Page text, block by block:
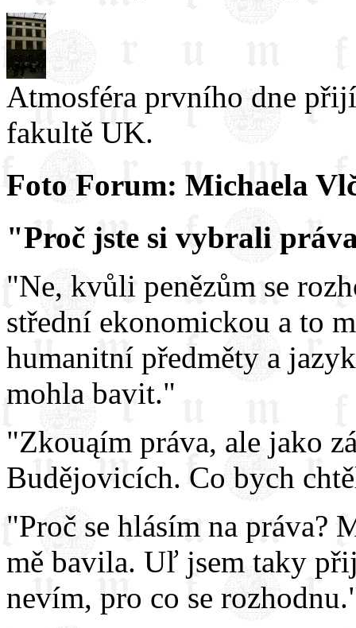
Atmosféra prvního dne
fakultě UK.
Foto Forum: Michaela
"Proč jste si vybrali
"Ne, kvůli penězům se
střední ekonomickou a to
humanitní předměty a
mohla bavit."
"Zkouąím práva, ale jako
Budějovicích. Co bych
"Proč se hlásím na práva?
mě bavila. Uľ jsem taky
nevím, pro co se